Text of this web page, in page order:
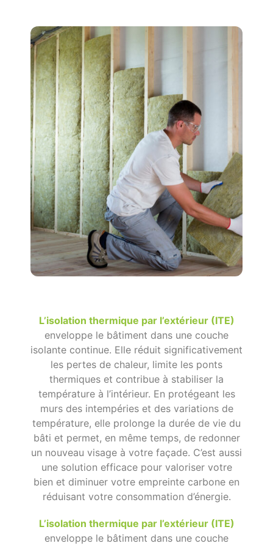
L’isolation thermique par l’extérieur (ITE)
enveloppe le bâtiment dans une couche
isolante continue. Elle réduit significativement
les pertes de chaleur, limite les ponts
thermiques et contribue à stabiliser la
température à l’intérieur. En protégeant les
murs des intempéries et des variations de
température, elle prolonge la durée de vie du
bâti et permet, en même temps, de redonner
un nouveau visage à votre façade. C’est aussi
une solution efficace pour valoriser votre
bien et diminuer votre empreinte carbone en
réduisant votre consommation d’énergie.
L’isolation thermique par l’extérieur (ITE)
enveloppe le bâtiment dans une couche